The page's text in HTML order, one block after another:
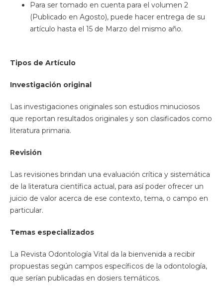
Para ser tomado en cuenta para el volumen 2
(Publicado en Agosto), puede hacer entrega de su
artículo hasta el 15 de Marzo del mismo año.
Tipos de Artículo
Investigación original
Las investigaciones originales son estudios minuciosos
que reportan resultados originales y son clasificados como
literatura primaria.
Revisión
Las revisiones brindan una evaluación crítica y sistemática
de la literatura científica actual, para así poder ofrecer un
juicio de valor acerca de ese contexto, tema, o campo en
particular.
Temas especializados
La Revista Odontología Vital da la bienvenida a recibir
propuestas según campos específicos de la odontología,
que serían publicadas en dosiers temáticos.